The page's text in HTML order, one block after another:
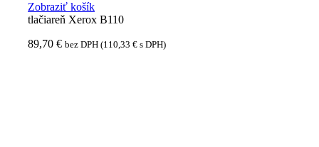
Zobraziť košík
tlačiareň Xerox B110
89,70€ bez DPH (110,33€ s DPH)